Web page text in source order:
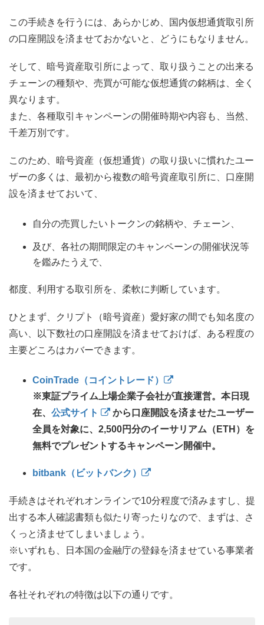
この手続きを行うには、あらかじめ、国内仮想通貨取引所
の口座開設を済ませておかないと、どうにもなりません。
そして、暗号資産取引所によって、取り扱うことの出来る
チェーンの種類や、売買が可能な仮想通貨の銘柄は、全く
異なります。
また、各種取引キャンペーンの開催時期や内容も、当然、
千差万別です。
このため、暗号資産（仮想通貨）の取り扱いに慣れたユー
ザーの多くは、最初から複数の暗号資産取引所に、口座開
設を済ませておいて、
自分の売買したいトークンの銘柄や、チェーン、
及び、各社の期間限定のキャンペーンの開催状況等
を鑑みたうえで、
都度、利用する取引所を、柔軟に判断しています。
ひとまず、クリプト（暗号資産）愛好家の間でも知名度の
高い、以下数社の口座開設を済ませておけば、ある程度の
主要どころはカバーできます。
CoinTrade（コイントレード）
※東証プライム上場企業子会社が直接運営。本日現
在、 公式サイト
から口座開設を済ませたユーザー
全員を対象に、2,500円分のイーサリアム（ETH）を
無料でプレゼントするキャンペーン開催中。
bitbank（ビットバンク）
手続きはそれぞれオンラインで10分程度で済みますし、提
出する本人確認書類も似たり寄ったりなので、まずは、さ
くっと済ませてしまいましょう。
※いずれも、日本国の金融庁の登録を済ませている事業者
です。
各社それぞれの特徴は以下の通りです。